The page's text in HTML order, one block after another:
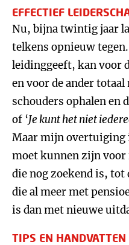
EFFECTIEF
Nu, bijna twintig jaar
telkens opnieuw
leidinggeeft, kan voor
en voor de ander
schouders ophalen en
of ‘Je kunt het niet
Maar mijn overtuiging
moet kunnen zijn voor
die nog zoekend is,
die al meer met
is dan met nieuwe
TIPS EN HANDVATTEN